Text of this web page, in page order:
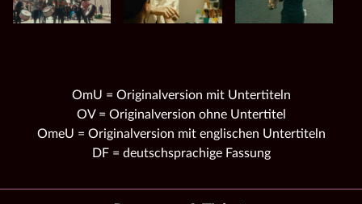
OmU = Originalversion mit Untertiteln
OV = Originalversion ohne Untertitel
OmeU = Originalversion mit englischen Untertiteln
DF = deutschsprachige Fassung